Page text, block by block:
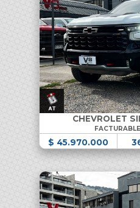
CHEVROLET
$ 45.970.000